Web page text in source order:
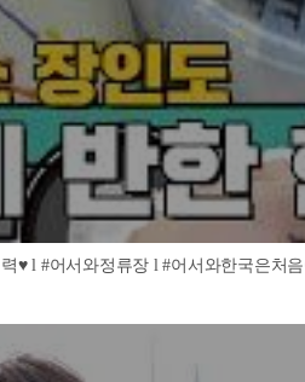
♥ l #어서와정류장 l #어서와한국은처음